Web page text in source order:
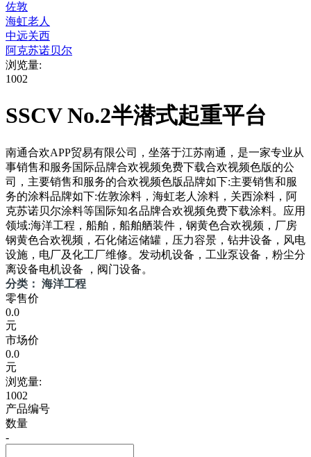
佐敦
海虹老人
中远关西
阿克苏诺贝尔
浏览量:
1002
SSCV No.2半潜式起重平台
南通合欢APP贸易有限公司，坐落于江苏南通，是一家专业从
事销售和服务国际品牌合欢视频免费下载合欢视频色版的公
司，主要销售和服务的合欢视频色版品牌如下:主要销售和服
务的涂料品牌如下:佐敦涂料，海虹老人涂料，关西涂料，阿
克苏诺贝尔涂料等国际知名品牌合欢视频免费下载涂料。应用
领域:海洋工程，船舶，船舶舾装件，钢黄色合欢视频，厂房
钢黄色合欢视频，石化储运储罐，压力容景，钻井设备，风电
设施，电厂及化工厂维修。发动机设备，工业泵设备，粉尘分
离设备电机设备 ，阀门设备。
分类： 海洋工程
零售价
0.0
元
市场价
0.0
元
浏览量:
1002
产品编号
数量
-